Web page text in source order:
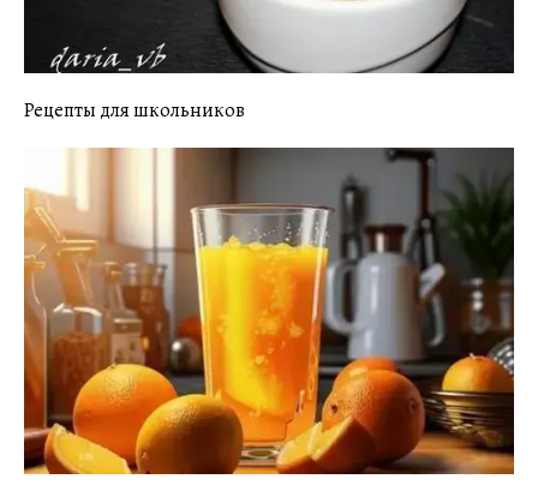
Рецепты для школьников